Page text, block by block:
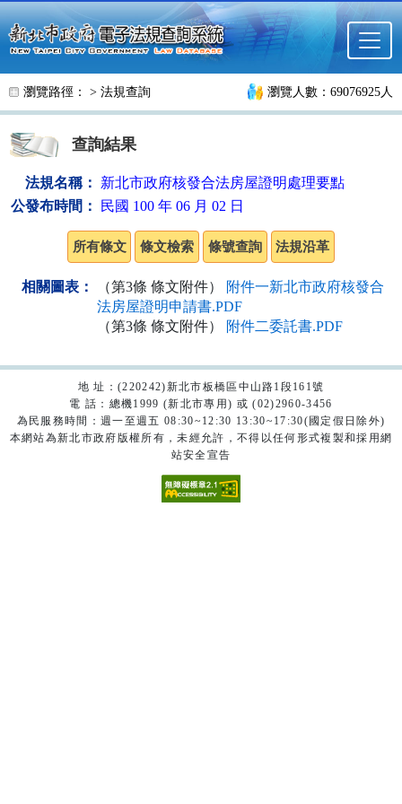
跳至主要內容
瀏覽路徑： > 法規查詢 瀏覽人數：69076925人
查詢結果
法規名稱：
新北市政府核發合法房屋證明處理要點
公發布時間：
民國 100 年 06 月 02 日
相關圖表： （第3條 條文附件）
附件一新北市政府核發合
法房屋證明申請書.PDF
（第3條 條文附件）
附件二委託書.PDF
地 址：(220242)新北市板橋區中山路1段161號
電 話：總機1999 (新北市專用) 或 (02)2960-3456
為民服務時間：週一至週五 08:30~12:30 13:30~17:30(國定假日除外)
本網站為新北市政府版權所有，未經允許，不得以任何形式複製和採用網
站安全宣告